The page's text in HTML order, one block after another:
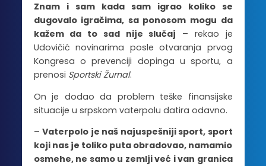
Znam i sam kada sam igrao koliko se
dugovalo igračima, sa ponosom mogu da
kažem da to sad nije slučaj – rekao je
Udovičić novinarima posle otvaranja prvog
Kongresa o prevenciji dopinga u sportu, a
prenosi Sportski Žurnal.
On je dodao da problem teške finansijske
situacije u srpskom vaterpolu datira odavno.
– Vaterpolo je naš najuspešniji sport, sport
koji nas je toliko puta obradovao, namamio
osmehe, ne samo u zemlji već i van granica